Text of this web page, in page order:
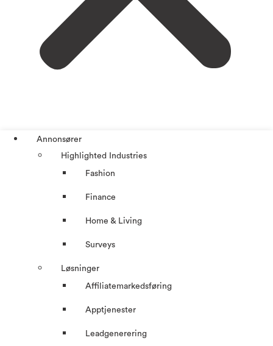
Annonsører
Highlighted Industries
Fashion
Finance
Home & Living
Surveys
Løsninger
Affiliatemarkedsføring
Apptjenester
Leadgenerering